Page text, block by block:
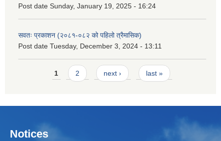
Post date Sunday, January 19, 2025 - 16:24
सवतः प्रकाशन (२०८१-०८२ को पहिलो त्रैमासिक)
Post date Tuesday, December 3, 2024 - 13:11
Pages1 2 next › last »
Notices